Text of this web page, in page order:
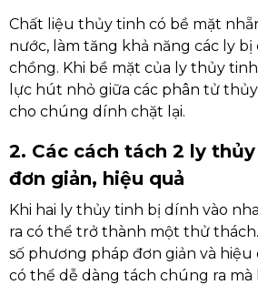
Chất liệu thủy tinh có bề mặt
nước, làm tăng khả năng các ly
chồng. Khi bề mặt của ly thủy
lực hút nhỏ giữa các phân tử
cho chúng dính chặt lại.
2. Các cách tách 2 ly
đơn giản, hiệu quả
Khi hai ly thủy tinh bị dính vào
ra có thể trở thành một thử
số phương pháp đơn giản và hiệu
có thể dễ dàng tách chúng ra mà